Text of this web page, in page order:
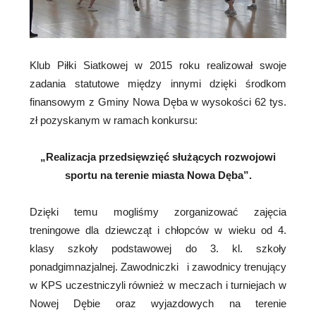
Klub Piłki Siatkowej w 2015 roku realizował swoje
zadania statutowe między innymi dzięki środkom
finansowym z Gminy Nowa Dęba w wysokości 62 tys.
zł pozyskanym w ramach konkursu:
„Realizacja przedsięwzięć służących rozwojowi
sportu na terenie miasta Nowa Dęba”.
Dzięki temu mogliśmy zorganizować zajęcia
treningowe dla dziewcząt i chłopców w wieku od 4.
klasy szkoły podstawowej do 3. kl. szkoły
ponadgimnazjalnej. Zawodniczki i zawodnicy trenujący
w KPS uczestniczyli również w meczach i turniejach w
Nowej Dębie oraz wyjazdowych na terenie